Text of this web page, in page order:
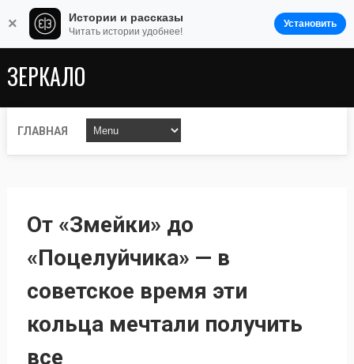
ЗЕРКАЛО
ГЛАВНАЯ
От «Змейки» до
«Поцелуйчика» — в
советское время эти
кольца мечтали получить
все
× Истории и рассказы
Читать истории удобнее!
Установить